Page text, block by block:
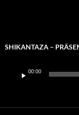
SHIKANTAZA –
Player
00:00